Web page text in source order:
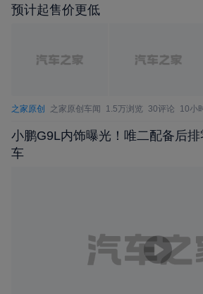
预计起售价更低
之家原创 之家原创车闻 1.5万浏览 30评论 10小
小鹏G9L内饰曝光！唯二配备后
车